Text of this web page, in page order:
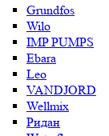
Grundfos
Wilo
IMP PUMPS
Ebara
Leo
VANDJORD
Wellmix
Ридан